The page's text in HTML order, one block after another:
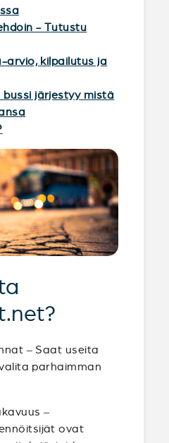
- Tutustu
arvio, kilpailutus ja
bussi järjestyy mistä
– Saat useita
parhaimman
–
ovat